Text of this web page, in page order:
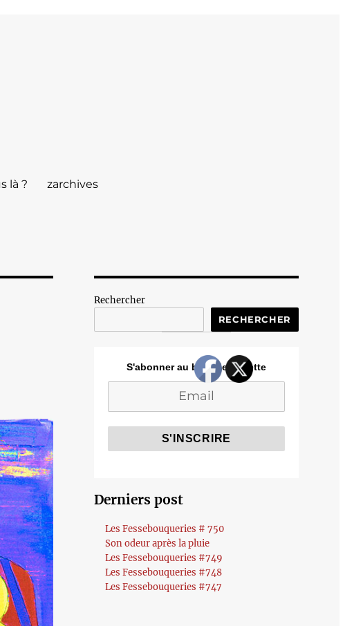
là ? zarchives
Rechercher
RECHERCHER
S'abonner au blog de Cozette
Derniers post
Les Fessebouqueries # 750
Son odeur après la pluie
Les Fessebouqueries #749
Les Fessebouqueries #748
Les Fessebouqueries #747